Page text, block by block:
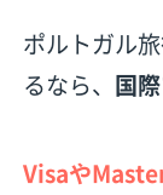
ポルトガル
るなら、 国
Visaや